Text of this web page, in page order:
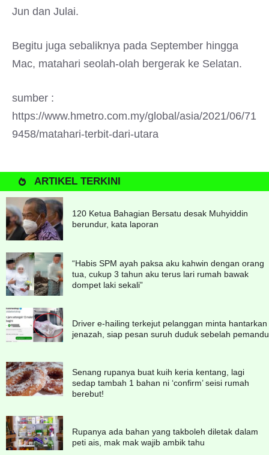
Jun dan Julai.
Begitu juga sebaliknya pada September hingga
Mac, matahari seolah-olah bergerak ke Selatan.
sumber :
https://www.hmetro.com.my/global/asia/2021/06/71
9458/matahari-terbit-dari-utara
ARTIKEL TERKINI
120 Ketua Bahagian Bersatu desak Muhyiddin
berundur, kata laporan
“Habis SPM ayah paksa aku kahwin dengan orang
tua, cukup 3 tahun aku terus lari rumah bawak
dompet laki sekali”
Driver e-hailing terkejut pelanggan minta hantarkan
jenazah, siap pesan suruh duduk sebelah pemandu
Senang rupanya buat kuih keria kentang, lagi
sedap tambah 1 bahan ni ‘confirm’ seisi rumah
berebut!
Rupanya ada bahan yang takboleh diletak dalam
peti ais, mak mak wajib ambik tahu